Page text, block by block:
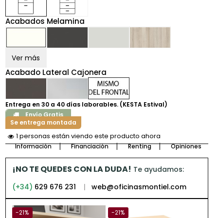
Acabados Melamina
Ver más
Acabado Lateral Cajonera
Entrega en 30 a 40 días laborables. (KESTA Estival)
Envío Gratis
Se entrega montada
2 personas están viendo este producto ahora
Información Financiación Renting Opiniones
¡NO TE QUEDES CON LA DUDA! Te ayudamos:
(+34) 629 676 231 | web@oficinasmontiel.com
-21% -21%